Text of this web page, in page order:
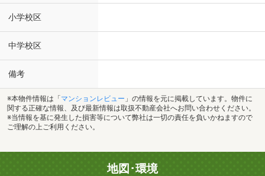
小学校区
中学校区
備考
※本物件情報は「 マンションレビュー 」の情報を元に掲載しています。物件に
関する正確な情報、及び最新情報は取扱不動産会社へお問い合わせください。
※当情報を基に発生した損害等について弊社は一切の責任を負いかねますので
ご理解の上ご利用ください。
地図･環境